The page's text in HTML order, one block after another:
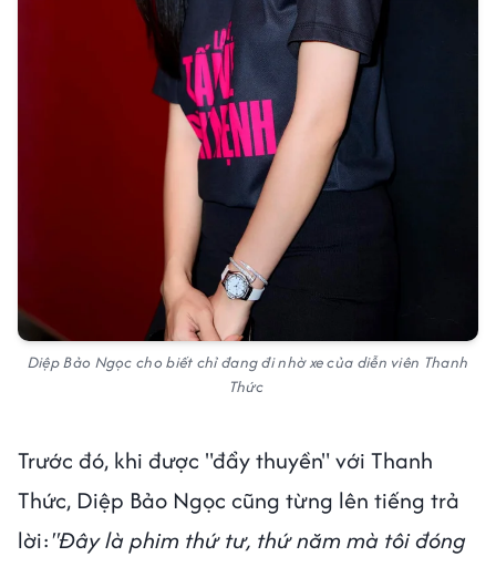
Diệp Bảo Ngọc cho biết chỉ đang đi nhờ xe của diễn viên Thanh
Thức
Trước đó, khi được "đẩy thuyền" với Thanh
Thức, Diệp Bảo Ngọc cũng từng lên tiếng trả
lời:"Đây là phim thứ tư, thứ năm mà tôi đóng